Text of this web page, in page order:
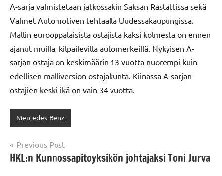
A-sarja valmistetaan jatkossakin Saksan Rastattissa sekä
Valmet Automotiven tehtaalla Uudessakaupungissa.
Mallin eurooppalaisista ostajista kaksi kolmesta on ennen
ajanut muilla, kilpailevilla automerkeillä. Nykyisen A-
sarjan ostaja on keskimäärin 13 vuotta nuorempi kuin
edellisen malliversion ostajakunta. Kiinassa A-sarjan
ostajien keski-ikä on vain 34 vuotta.
Mercedes-Benz
Post
navigation
Previous Post
HKL:n Kunnossapitoyksikön johtajaksi Toni Jurva